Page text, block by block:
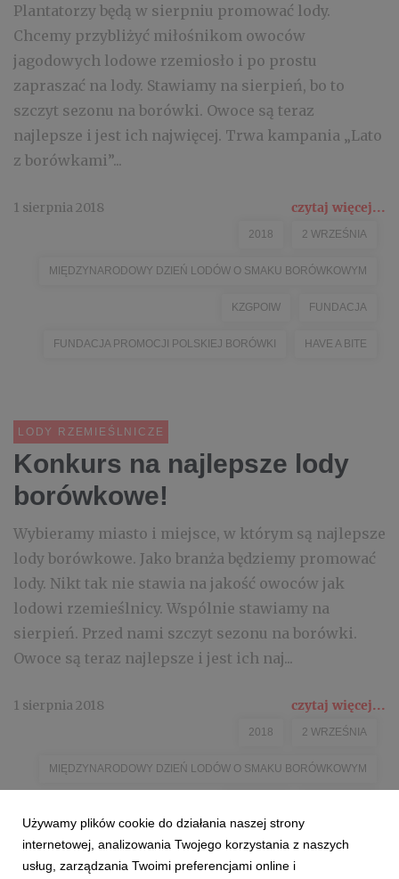
Plantatorzy będą w sierpniu promować lody.
Chcemy przybliżyć miłośnikom owoców
jagodowych lodowe rzemiosło i po prostu
zapraszać na lody. Stawiamy na sierpień, bo to
szczyt sezonu na borówki. Owoce są teraz
najlepsze i jest ich najwięcej. Trwa kampania „Lato
z borówkami”...
1 sierpnia 2018 czytaj więcej...
2018 2 WRZEŚNIA
MIĘDZYNARODOWY DZIEŃ LODÓW O SMAKU BORÓWKOWYM
KZGPOIW FUNDACJA
FUNDACJA PROMOCJI POLSKIEJ BORÓWKI HAVE A BITE
LODY RZEMIEŚLNICZE
Konkurs na najlepsze lody
borówkowe!
Wybieramy miasto i miejsce, w którym są najlepsze
lody borówkowe. Jako branża będziemy promować
lody. Nikt tak nie stawia na jakość owoców jak
lodowi rzemieślnicy. Wspólnie stawiamy na
sierpień. Przed nami szczyt sezonu na borówki.
Owoce są teraz najlepsze i jest ich naj...
1 sierpnia 2018 czytaj więcej...
2018 2 WRZEŚNIA
MIĘDZYNARODOWY DZIEŃ LODÓW O SMAKU BORÓWKOWYM
FUNDACJA PROMOCJI POLSKIEJ BORÓWKI HAVE A BITE
Używamy plików cookie do działania naszej strony
internetowej, analizowania Twojego korzystania z naszych
usług, zarządzania Twoimi preferencjami online i